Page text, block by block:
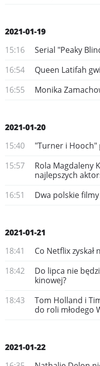
2021-01-19
15:16
Serial "Peaky
16:54
Queen Latifah
16:55
Monika
2021-01-20
15:40
"Turner i Hooch"
15:57
Rola Magdaleny
najlepszych
16:51
Dwa polskie
2021-01-21
18:41
Co Netflix zyskał
18:42
Do lipca nie
kinowej?
18:43
Tom Holland i
do roli młodego
2021-01-22